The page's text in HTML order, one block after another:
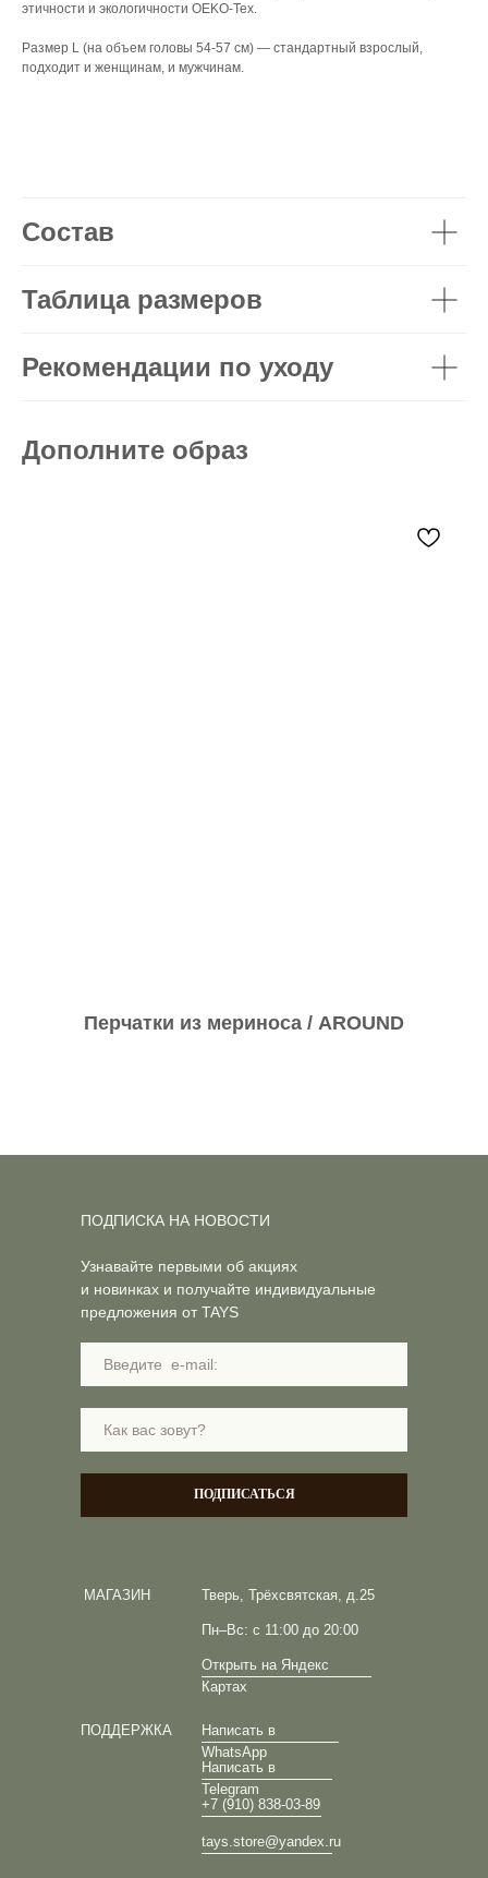
этичности и экологичности OEKO-Tex.
Размер L (на объем головы 54-57 см) — стандартный взрослый,
подходит и женщинам, и мужчинам.
Состав
Таблица размеров
Рекомендации по уходу
Дополните образ
Перчатки из мериноса / AROUND
Тверь, Трёхсвятская, д.25
Пн–Вс: с 11:00 до 20:00
Открыть на Яндекс
Картах
МАГАЗИН
ПОДДЕРЖКА
Написать в
WhatsApp
Написать в
Telegram
+7 (910) 838-03-89
tays.store@yandex.ru
Узнавайте первыми об акциях
и новинках и получайте индивидуальные
предложения от TAYS
ПОДПИСАТЬСЯ
ПОДПИСКА НА НОВОСТИ